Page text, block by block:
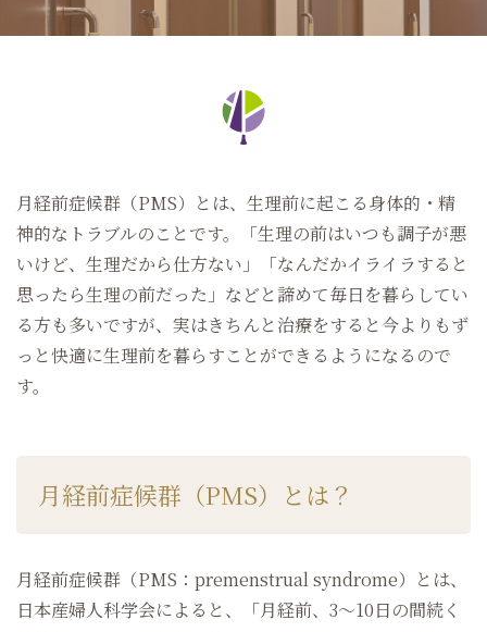
月経前症候群（PMS）とは、生理前に起こる身体的・精
神的なトラブルのことです。「生理の前はいつも調子が悪
いけど、生理だから仕方ない」「なんだかイライラすると
思ったら生理の前だった」などと諦めて毎日を暮らしてい
る方も多いですが、実はきちんと治療をすると今よりもず
っと快適に生理前を暮らすことができるようになるので
す。
月経前症候群（PMS）とは？
月経前症候群（PMS：premenstrual syndrome）とは、
日本産婦人科学会によると、「月経前、3～10日の間続く